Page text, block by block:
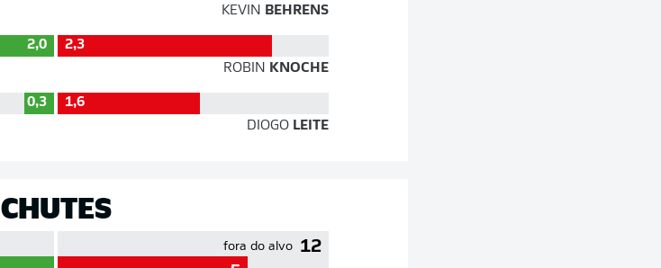
KEVIN BEHRENS
2,0
2,3
ROBIN KNOCHE
0,3
1,6
DIOGO LEITE
CHUTES
12
fora do alvo